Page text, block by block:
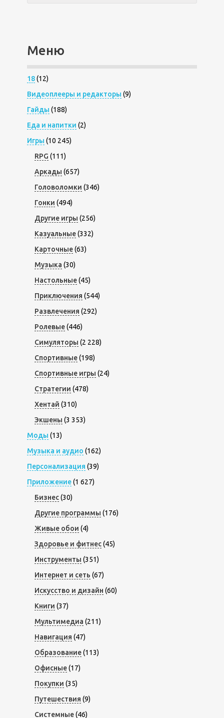
Меню
18(12)
Видеоплееры и редакторы (9)
Гайды (188)
Еда и напитки (2)
Игры (10 245)
RPG (111)
Аркады (657)
Головоломки (346)
Гонки (494)
Другие игры (256)
Казуальные(332)
Карточные(63)
Музыка (30)
Настольные(45)
Приключения (544)
Развлечения (292)
Ролевые(446)
Симуляторы (2 228)
Спортивные(198)
Спортивные игры (24)
Стратегии (478)
Хентай (310)
Экшены (3 353)
Моды (13)
Музыка и аудио (162)
Персонализация (39)
Приложение(1 627)
Бизнес(30)
Другие программы (176)
Живые обои (4)
Здоровье и фитнес(45)
Инструменты (351)
Интернет и сеть (67)
Искусство и дизайн (60)
Книги (37)
Мультимедиа (211)
Навигация (47)
Образование(113)
Офисные(17)
Покупки (35)
Путешествия (9)
Системные(46)